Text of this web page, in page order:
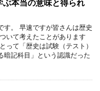
ぶ本当の意味と得られ
す。 早速ですが皆さんは歴史
いて考えたことがあります
って「歴史は試験（テスト）
暗記科目」という認識だった